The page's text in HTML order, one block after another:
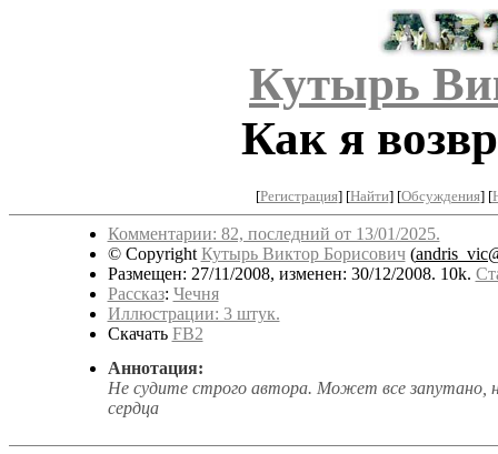
Кутырь
Как я
[Регистрация] [Найти] [Обсуждения] [
Комментарии: 82, последний от 13/01/2025.
© Copyright Кутырь Виктор Борисович(
Размещен: 27/11/2008, изменен: 30/12/2008. 10k.
Рассказ: Чечня
Иллюстрации: 3 штук.
Скачать FB2
Аннотация:
Не судите строго автора. Может все запутано,
сердца